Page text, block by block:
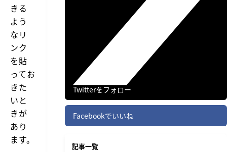
きる
よう
なリ
ンク
を貼
ってお
きた
いと
きが
あり
ます。
Twitterをフォロー
Facebookでいいね
記事一覧